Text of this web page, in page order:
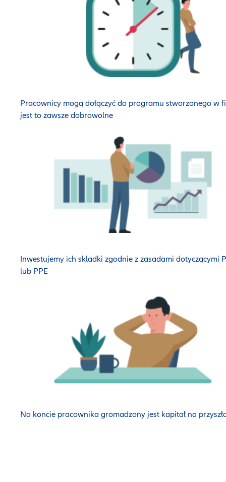
Pracownicy mogą dołączyć do programu stworzonego w
jest to zawsze dobrowolne
Inwestujemy ich skladki zgodnie z zasadami dotyczącymi
lub PPE
Na koncie pracownika gromadzony jest kapitał na